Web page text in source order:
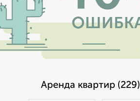
Аренда квартир (229)